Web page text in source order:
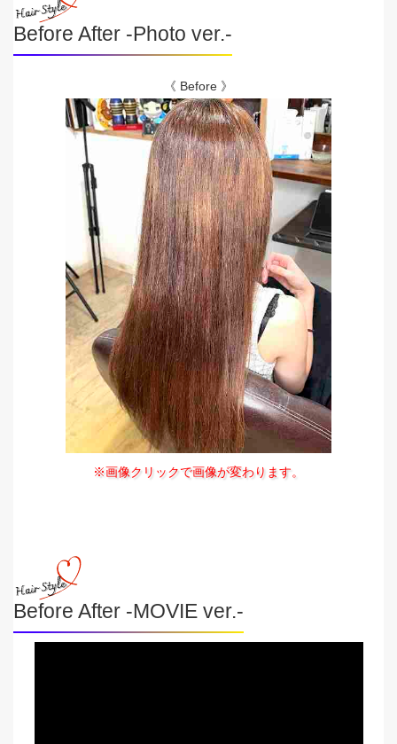
Before After -Photo ver.-
《 Before 》
※画像クリックで画像が変わります。
Before After -MOVIE ver.-